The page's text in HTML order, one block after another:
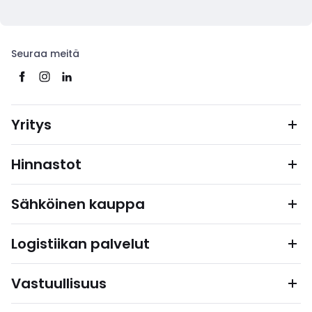
Seuraa meitä
Yritys
Hinnastot
Sähköinen kauppa
Logistiikan palvelut
Vastuullisuus